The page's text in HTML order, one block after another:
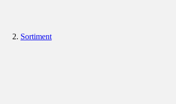
Sortiment